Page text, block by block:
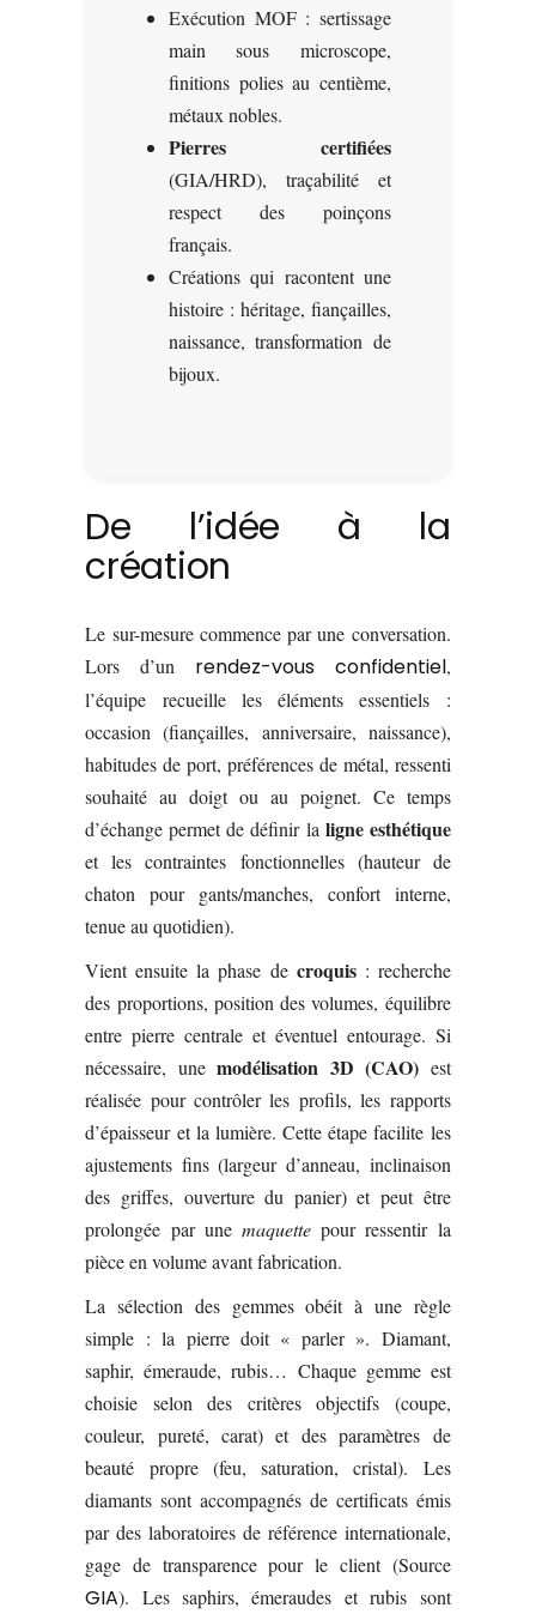
Exécution MOF : sertissage
main sous microscope,
finitions polies au centième,
métaux nobles.
Pierres certifiées
(GIA/HRD), traçabilité et
respect des poinçons
français.
Créations qui racontent une
histoire : héritage, fiançailles,
naissance, transformation de
bijoux.
De l’idée à la
création
Le sur-mesure commence par une conversation.
Lors d’un rendez-vous confidentiel,
l’équipe recueille les éléments essentiels :
occasion (fiançailles, anniversaire, naissance),
habitudes de port, préférences de métal, ressenti
souhaité au doigt ou au poignet. Ce temps
d’échange permet de définir la ligne esthétique
et les contraintes fonctionnelles (hauteur de
chaton pour gants/manches, confort interne,
tenue au quotidien).
Vient ensuite la phase de croquis: recherche
des proportions, position des volumes, équilibre
entre pierre centrale et éventuel entourage. Si
nécessaire, unemodélisation 3D (CAO) est
réalisée pour contrôler les profils, les rapports
d’épaisseur et la lumière. Cette étape facilite les
ajustements fins (largeur d’anneau, inclinaison
des griffes, ouverture du panier) et peut être
prolongée par une maquette pour ressentir la
pièce en volume avant fabrication.
La sélection des gemmes obéit à une règle
simple : la pierre doit « parler ». Diamant,
saphir, émeraude, rubis… Chaque gemme est
choisie selon des critères objectifs (coupe,
couleur, pureté, carat) et des paramètres de
beauté propre (feu, saturation, cristal). Les
diamants sont accompagnés de certificats émis
par des laboratoires de référence internationale,
gage de transparence pour le client (Source
GIA). Les saphirs, émeraudes et rubis sont